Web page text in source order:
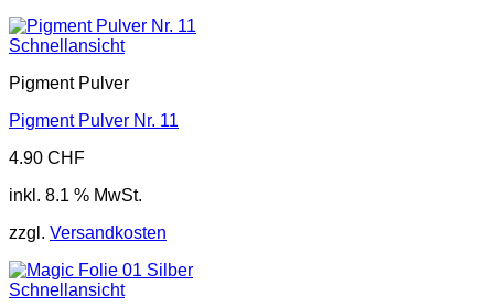
Schnellansicht
Pigment Pulver
Pigment Pulver Nr. 11
4.90 CHF
inkl. 8.1 % MwSt.
zzgl. Versandkosten
Schnellansicht